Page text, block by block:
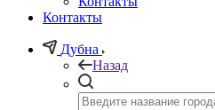
Контакты
Дубна
Назад